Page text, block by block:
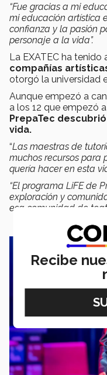
“Fue gracias a mi
mi educación artística
confianza y la pasión
personaje a la vida”.
La EXATEC ha tenido
compañías
otorgó la universidad
Aunque empezó a
a los 12 que empezó
PrepaTec
vida.
“Las maestras de
muchos recursos para
quería hacer en esta
“El programa LiFE de
exploración y
esa comunidad de
Recibe